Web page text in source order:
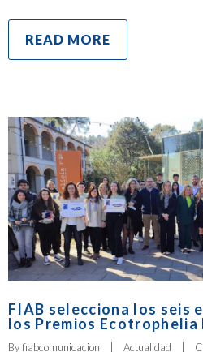
READ MORE
FIAB selecciona los seis
los Premios Ecotrophelia
By fiabcomunicacion Actualidad